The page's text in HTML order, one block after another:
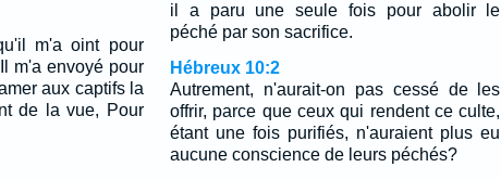
m'a oint pour
m'a envoyé pour
aux captifs la
de la vue, Pour
il a paru une seule fois pour abolir le
péché par son sacrifice.
Hébreux 10:2
Autrement, n'aurait-on pas cessé de les
offrir, parce que ceux qui rendent ce culte,
étant une fois purifiés, n'auraient plus eu
aucune conscience de leurs péchés?